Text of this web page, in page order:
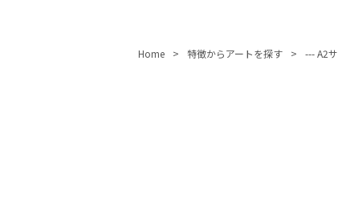
Home 特徴からアートを探す --- A2